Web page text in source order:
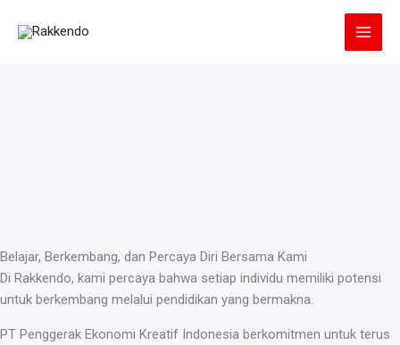
Belajar, Berkembang, dan Percaya Diri Bersama Kami
Di Rakkendo, kami percaya bahwa setiap individu memiliki potensi
untuk berkembang melalui pendidikan yang bermakna.
PT Penggerak Ekonomi Kreatif Indonesia berkomitmen untuk terus